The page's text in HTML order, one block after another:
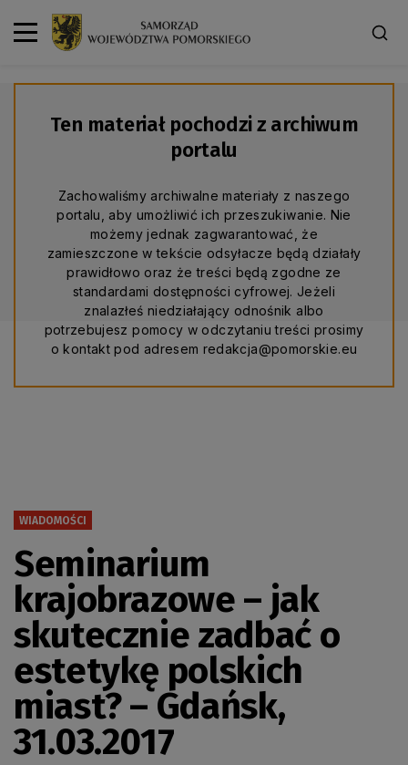
Ten materiał pochodzi z archiwum
portalu
Zachowaliśmy archiwalne materiały z naszego
portalu, aby umożliwić ich przeszukiwanie. Nie
możemy jednak zagwarantować, że
zamieszczone w tekście odsyłacze będą działały
prawidłowo oraz że treści będą zgodne ze
standardami dostępności cyfrowej. Jeżeli
znalazłeś niedziałający odnośnik albo
potrzebujesz pomocy w odczytaniu treści prosimy
o kontakt pod adresem redakcja@pomorskie.eu
WIADOMOŚCI
Seminarium
krajobrazowe – jak
skutecznie zadbać o
estetykę polskich
miast? – Gdańsk,
31.03.2017